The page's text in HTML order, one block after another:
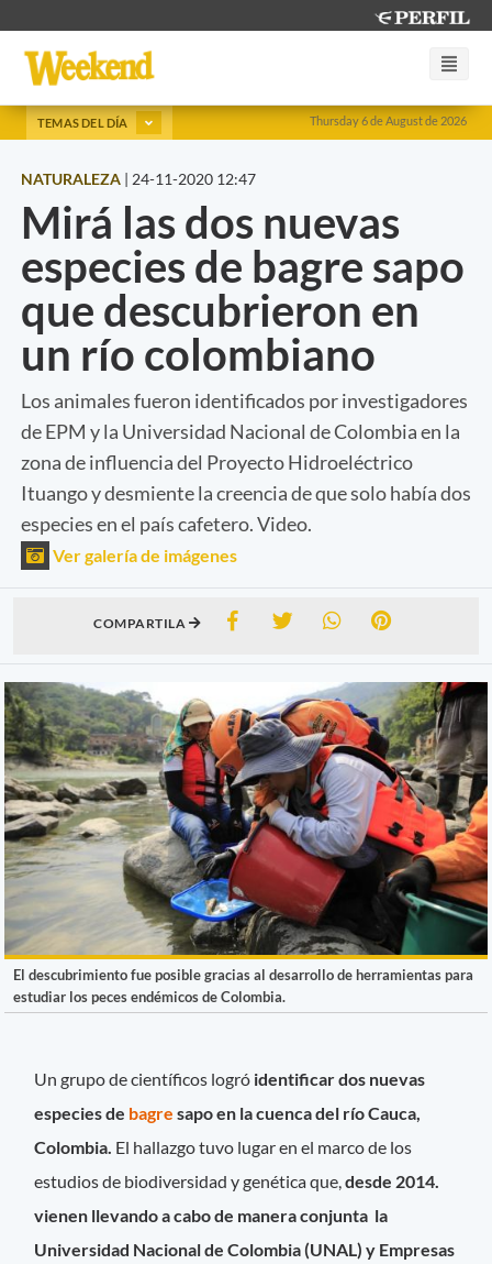
Thursday 6 de August de 2026
TEMAS DEL DÍA
NATURALEZA | 24-11-2020 12:47
Mirá las dos nuevas
especies de bagre sapo
que descubrieron en
un río colombiano
Los animales fueron identificados por investigadores
de EPM y la Universidad Nacional de Colombia en la
zona de influencia del Proyecto Hidroeléctrico
Ituango y desmiente la creencia de que solo había dos
especies en el país cafetero. Video.
Ver galería de imágenes
COMPARTILA
El descubrimiento fue posible gracias al desarrollo de herramientas para
estudiar los peces endémicos de Colombia.
Un grupo de científicos logró identificar dos nuevas
especies de bagre sapo en la cuenca del río Cauca,
Colombia. El hallazgo tuvo lugar en el marco de los
estudios de biodiversidad y genética que, desde 2014.
vienen llevando a cabo de manera conjunta la
Universidad Nacional de Colombia (UNAL) y Empresas